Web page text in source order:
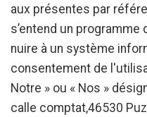
aux présentes par
s’entend un
nuire à un système
consentement de
Notre » ou « Nos »
calle comptat,46530